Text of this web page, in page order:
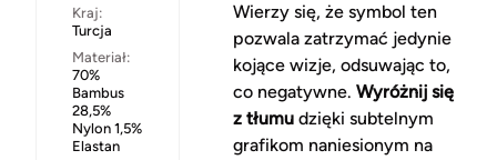
Kraj:
Turcja
Materiał:
70%
Bambus
28,5%
Nylon 1,5%
Elastan
Wierzy się, że symbol ten
pozwala zatrzymać jedynie
kojące wizje, odsuwając to,
co negatywne. Wyróżnij się
z tłumudzięki subtelnym
grafikom naniesionym na